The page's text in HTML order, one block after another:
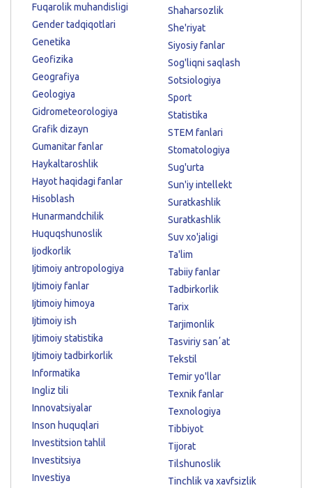
Fuqarolik muhandisligi
Gender tadqiqotlari
Genetika
Geofizika
Geografiya
Geologiya
Gidrometeorologiya
Grafik dizayn
Gumanitar fanlar
Haykaltaroshlik
Hayot haqidagi fanlar
Hisoblash
Hunarmandchilik
Huquqshunoslik
Ijodkorlik
Ijtimoiy antropologiya
Ijtimoiy fanlar
Ijtimoiy himoya
Ijtimoiy ish
Ijtimoiy statistika
Ijtimoiy tadbirkorlik
Informatika
Ingliz tili
Innovatsiyalar
Inson huquqlari
Investitsion tahlil
Investitsiya
Investiya
Shaharsozlik
She'riyat
Siyosiy fanlar
Sog'liqni saqlash
Sotsiologiya
Sport
Statistika
STEM fanlari
Stomatologiya
Sug'urta
Sun'iy intellekt
Suratkashlik
Suratkashlik
Suv xo'jaligi
Ta'lim
Tabiiy fanlar
Tadbirkorlik
Tarix
Tarjimonlik
Tasviriy sanʼat
Tekstil
Temir yo'llar
Texnik fanlar
Texnologiya
Tibbiyot
Tijorat
Tilshunoslik
Tinchlik va xavfsizlik